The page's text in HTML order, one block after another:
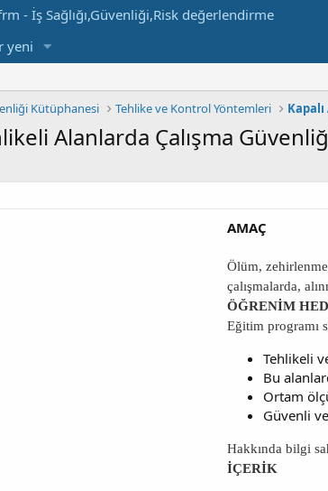
yeni
Kütüphanesi Tehlike ve Kontrol Yöntemleri
Alanlarda Çalışma
AMAÇ
Ölüm,
çalışmalarda,
ÖĞRENİM
Eğitim programı
Tehlikeli
Bu
Ortam
Güvenli
Hakkında bilgi
İÇERİK